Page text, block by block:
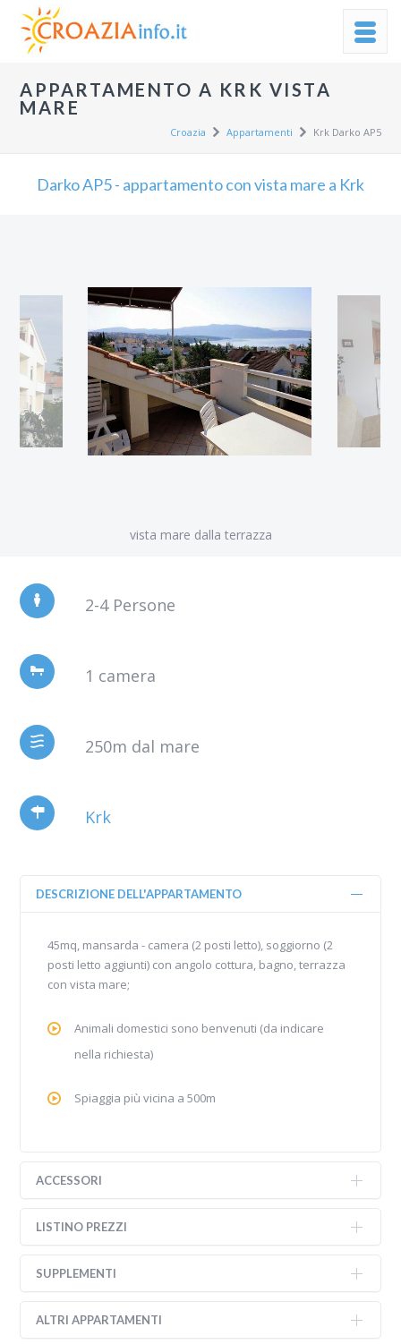
APPARTAMENTO A KRK VISTA
MARE
Croazia Appartamenti Krk Darko AP5
Darko AP5 - appartamento con vista mare a Krk
vista mare dalla terrazza
2-4 Persone
1 camera
250m dal mare
Krk
DESCRIZIONE DELL'APPARTAMENTO
45mq, mansarda - camera (2 posti letto), soggiorno (2
posti letto aggiunti) con angolo cottura, bagno, terrazza
con vista mare;
Animali domestici sono benvenuti (da indicare
nella richiesta)
Spiaggia più vicina a 500m
ACCESSORI
LISTINO PREZZI
SUPPLEMENTI
ALTRI APPARTAMENTI